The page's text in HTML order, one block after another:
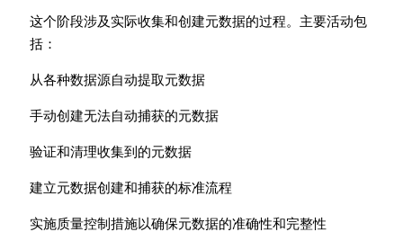
这个阶段涉及实际收集和创建元数据的过程。主要活动包
括：
从各种数据源自动提取元数据
手动创建无法自动捕获的元数据
验证和清理收集到的元数据
建立元数据创建和捕获的标准流程
实施质量控制措施以确保元数据的准确性和完整性